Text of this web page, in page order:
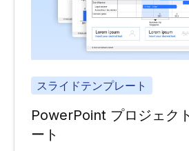
スライドテンプレート
PowerPoint プロジェク
ート